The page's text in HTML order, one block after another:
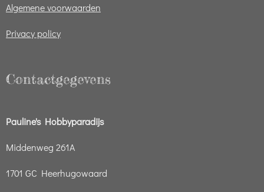
Algemene voorwaarden
Privacy policy
Contactgegevens
Pauline's Hobbyparadijs
Middenweg 261A
1701 GC Heerhugowaard